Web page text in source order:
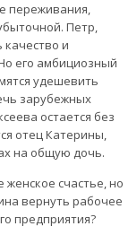
переживания,
Петр,
качество и
его амбициозный
удешевить
зарубежных
остается без
отец Катерины,
на общую дочь.
счастье, но
вернуть рабочее
предприятия?